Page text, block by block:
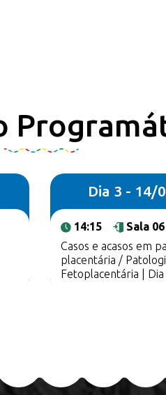
Dia 3 - 14/
14:15
Sala 06
Casos e acasos em
placentária /
Fetoplacentária | Dia